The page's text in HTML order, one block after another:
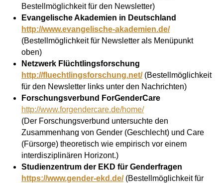
Bestellmöglichkeit für den Newsletter)
Evangelische Akademien in Deutschland
http://www.evangelische-akademien.de/
(Bestellmöglichkeit für Newsletter als Menüpunkt
oben)
Netzwerk Flüchtlingsforschung
http://fluechtlingsforschung.net/(Bestellmöglichkeit
für den Newsletter links unter den Nachrichten)
Forschungsverbund ForGenderCare
http://www.forgendercare.de/home/
(Der Forschungsverbund untersuchte den
Zusammenhang von Gender (Geschlecht) und Care
(Fürsorge) theoretisch wie empirisch vor einem
interdisziplinären Horizont.)
Studienzentrum der EKD für Genderfragen
https://www.gender-ekd.de/(Bestellmöglichkeit für